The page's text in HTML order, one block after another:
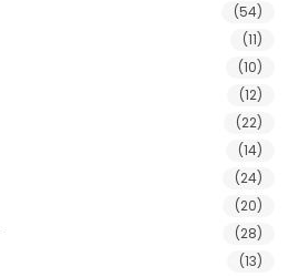
(54)
(11)
(10)
(12)
(22)
(14)
(24)
(20)
(28)
(13)